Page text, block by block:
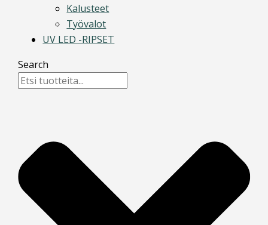
Kalusteet
Työvalot
UV LED -RIPSET
Search